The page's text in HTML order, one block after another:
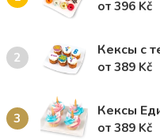
от 396 Kč
2 Кексы с
от 389 Kč
3 Кексы
от 389 Kč